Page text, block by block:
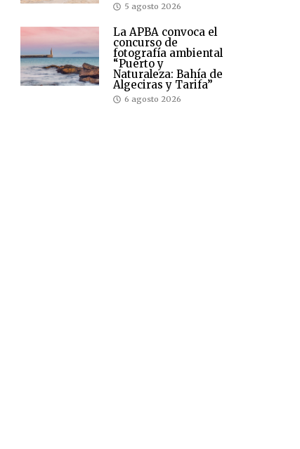
5 agosto 2026
La APBA convoca el
concurso de
fotografía ambiental
“Puerto y
Naturaleza: Bahía de
Algeciras y Tarifa”
6 agosto 2026